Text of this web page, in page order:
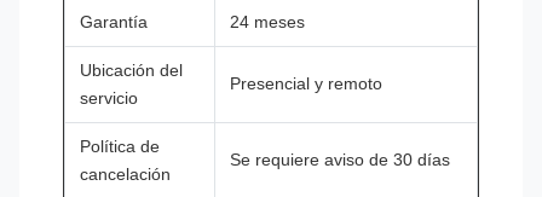
Garantía 24 meses
Ubicación del
servicio
Presencial y remoto
Política de
cancelación
Se requiere aviso de 30 días